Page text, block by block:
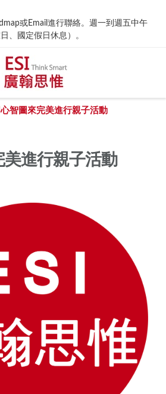
或Email進行聯絡。週一到週五中午
、國定假日休息）。
智圖來完美進行親子活動
美進行親子活動